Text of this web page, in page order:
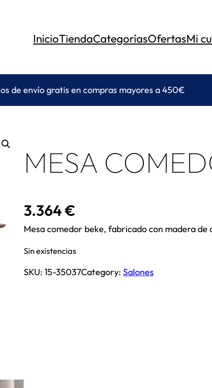
InicioTiendaCategoríasOfertasMi
de envío gratis en compras mayores a 450€
MESA
3.364€
Mesa comedor beke, fabricado con madera de
Sin existencias
SKU: 15-35037Category: Salones